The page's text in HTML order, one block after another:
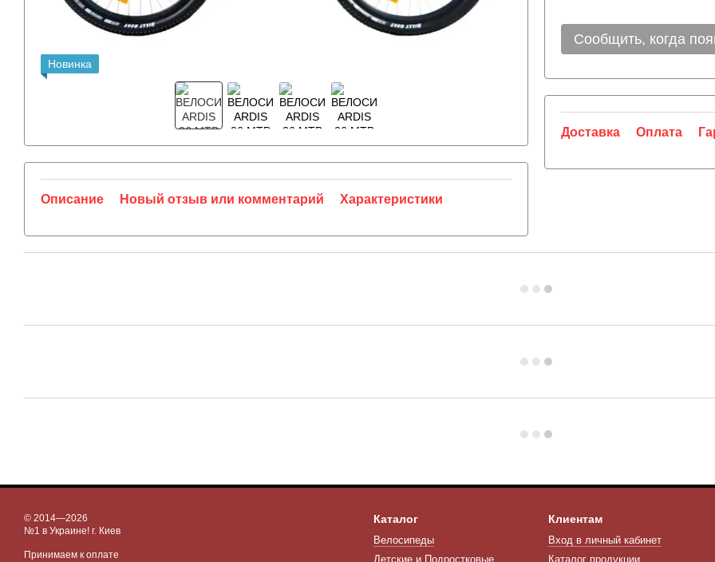
Новинка
Описание Новый отзыв или комментарий Характеристики
Сообщить, когда
Доставка Оплата
© 2014—2026
№1 в Украине! г. Киев
Принимаем к оплате
Каталог
Велосипеды
Детские и Подростковые
Клиентам
Вход в личный кабинет
Каталог продукции